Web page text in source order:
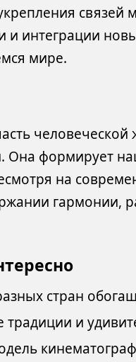
и интеграции
мире.
Она формирует
на
гармонии,
стран
традиции и